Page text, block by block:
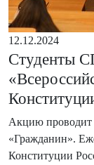
12.12.2024
Студенты
Акцию проводит
«Гражданин».
Конституции